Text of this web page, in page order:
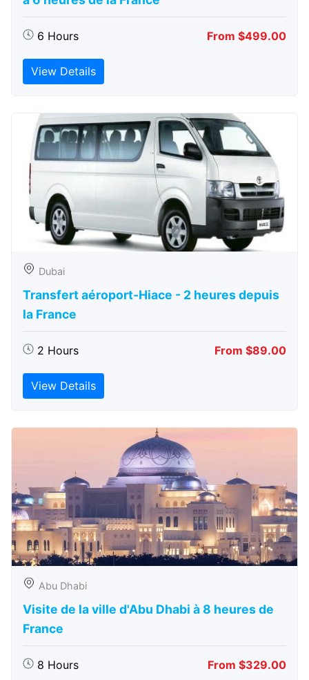
6 Hours From $499.00
View Details
Dubai
Transfert aéroport-Hiace - 2 heures depuis
la France
2 Hours From $89.00
View Details
Abu Dhabi
Visite de la ville d'Abu Dhabi à 8 heures de
France
8 Hours From $329.00